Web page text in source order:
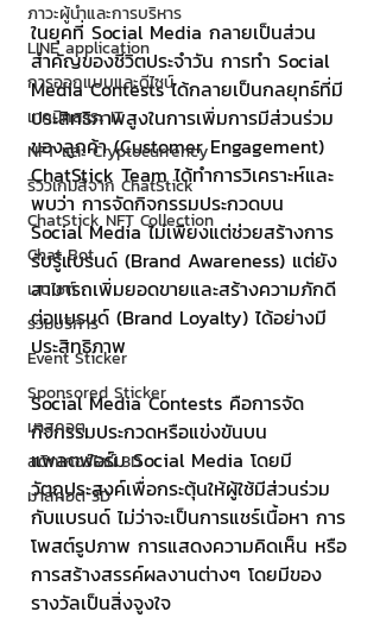
ภาวะผู้นำและการบริหาร
LINE application
การออกแบบและดีไซน์
เทคนิคสาระ IT
NFT และ Cryptocurrency
รีวิวเกมส์จาก ChatStick
ChatStick NFT Collection
Chat Bot
เวบไซต์
รวมบริการ
Event Sticker
Sponsored Sticker
มาสคอต
สติกเกอร์ไลน์ 3D
มาสคอต 3D
ในยุคที่ Social Media กลายเป็นส่วน
สำคัญของชีวิตประจำวัน การทำ Social
Media Contests ได้กลายเป็นกลยุทธ์ที่มี
ประสิทธิภาพสูงในการเพิ่มการมีส่วนร่วม
ของลูกค้า (Customer Engagement)
ChatStick Team ได้ทำการวิเคราะห์และ
พบว่า การจัดกิจกรรมประกวดบน
Social Media ไม่เพียงแต่ช่วยสร้างการ
รับรู้แบรนด์ (Brand Awareness) แต่ยัง
สามารถเพิ่มยอดขายและสร้างความภักดี
ต่อแบรนด์ (Brand Loyalty) ได้อย่างมี
ประสิทธิภาพ
Social Media Contests คือการจัด
กิจกรรมประกวดหรือแข่งขันบน
แพลตฟอร์ม Social Media โดยมี
วัตถุประสงค์เพื่อกระตุ้นให้ผู้ใช้มีส่วนร่วม
กับแบรนด์ ไม่ว่าจะเป็นการแชร์เนื้อหา การ
โพสต์รูปภาพ การแสดงความคิดเห็น หรือ
การสร้างสรรค์ผลงานต่างๆ โดยมีของ
รางวัลเป็นสิ่งจูงใจ